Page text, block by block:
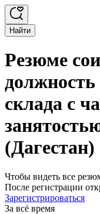
Найти
Резюме
склада с
(Дагестан)
Чтобы видеть все
После регистрации
Зарегистрироваться
За всё время